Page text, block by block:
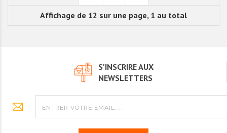
Affichage de 12 sur une page, 1 au total
S'INSCRIRE AUX
NEWSLETTERS